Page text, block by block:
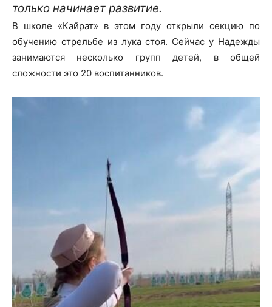
только начинает развитие.
В школе «Кайрат» в этом году открыли секцию по
обучению стрельбе из лука стоя. Сейчас у Надежды
занимаются несколько групп детей, в общей
сложности это 20 воспитанников.